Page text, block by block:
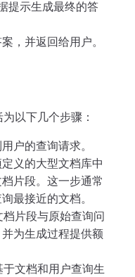
提示生成最终的答
，并返回给用户。
以下几个步骤：
户的查询请求。
定义的大型文档库中
片段。这一步通常
最接近的文档。
档片段与原始查询问
为生成过程提供额
于文档和用户查询生